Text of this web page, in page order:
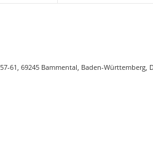
61, 69245 Bammental, Baden-Württemberg,